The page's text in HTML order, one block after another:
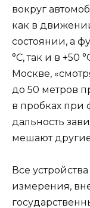
вокруг
как в
состоянии, а
°C, так и в +50
Москве,
до 50 метров
в пробках при
дальность
мешают
Все
измерения,